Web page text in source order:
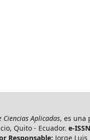
Aplicadas, es una
Quito - Ecuador. e-
Responsable: Jorge Luis